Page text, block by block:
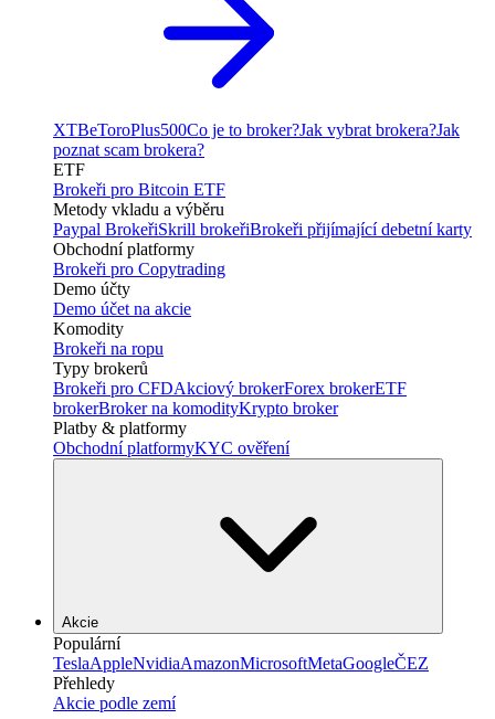
XTBeToroPlus500Co je to broker?Jak vybrat brokera?Jak
poznat scam brokera?
ETF
Brokeři pro Bitcoin ETF
Metody vkladu a výběru
Paypal BrokeřiSkrill brokeřiBrokeři přijímající debetní karty
Obchodní platformy
Brokeři pro Copytrading
Demo účty
Demo účet na akcie
Komodity
Brokeři na ropu
Typy brokerů
Brokeři pro CFDAkciový brokerForex brokerETF
brokerBroker na komodityKrypto broker
Platby & platformy
Obchodní platformyKYC ověření
Akcie
Populární
TeslaAppleNvidiaAmazonMicrosoftMetaGoogleČEZ
Přehledy
Akcie podle zemí